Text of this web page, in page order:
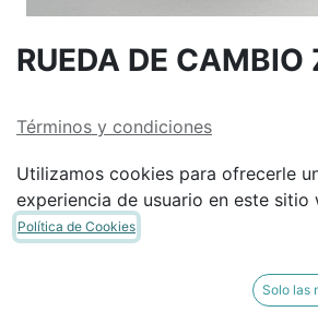
RUEDA DE
Términos y condiciones
Envío: 2-3 días laborales
Utilizamos cookies para ofrecerle
experiencia de usuario en este sitio
Política de Cookies
Solo las